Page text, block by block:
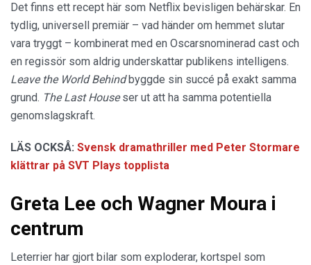
Det finns ett recept här som Netflix bevisligen behärskar. En
tydlig, universell premiär – vad händer om hemmet slutar
vara tryggt – kombinerat med en Oscarsnominerad cast och
en regissör som aldrig underskattar publikens intelligens.
Leave the World Behindbyggde sin succé på exakt samma
grund. The Last Houseser ut att ha samma potentiella
genomslagskraft.
LÄS OCKSÅ: Svensk dramathriller med Peter Stormare
klättrar på SVT Plays topplista
Greta Lee och Wagner Moura i
centrum
Leterrier har gjort bilar som exploderar, kortspel som